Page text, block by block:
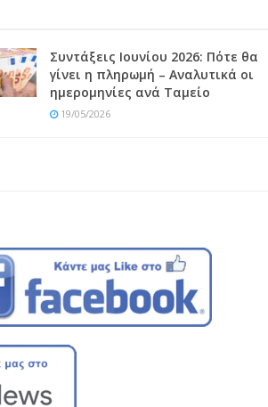
Συντάξεις Ιουνίου 2026: Πότε θα
γίνει η πληρωμή – Αναλυτικά οι
ημερομηνίες ανά Ταμείο
19/05/2026